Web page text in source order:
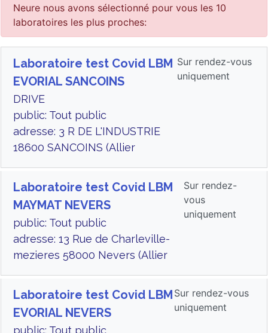
Neure nous avons sélectionné pour vous les 10
laboratoires les plus proches:
Laboratoire test Covid LBM
EVORIAL SANCOINS
DRIVE
public: Tout public
adresse: 3 R DE L'INDUSTRIE
18600 SANCOINS (Allier
Sur rendez-vous
uniquement
Laboratoire test Covid LBM
MAYMAT NEVERS
public: Tout public
adresse: 13 Rue de Charleville-
mezieres 58000 Nevers (Allier
Sur rendez-
vous
uniquement
Laboratoire test Covid LBM
EVORIAL NEVERS
public: Tout public
Sur rendez-vous
uniquement